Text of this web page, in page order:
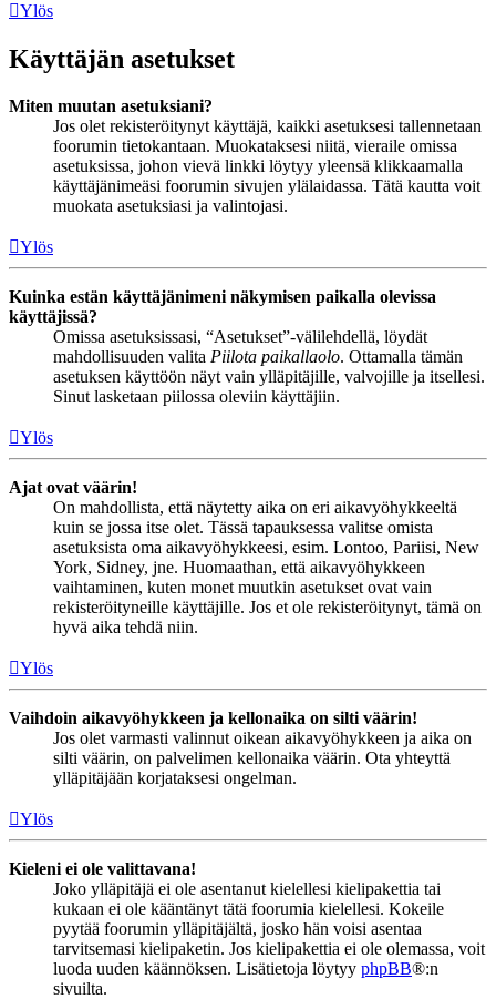
Ylös
Käyttäjän asetukset
Miten muutan asetuksiani?
Jos olet rekisteröitynyt käyttäjä, kaikki asetuksesi tallennetaan
foorumin tietokantaan. Muokataksesi niitä, vieraile omissa
asetuksissa, johon vievä linkki löytyy yleensä klikkaamalla
käyttäjänimeäsi foorumin sivujen ylälaidassa. Tätä kautta voit
muokata asetuksiasi ja valintojasi.
Ylös
Kuinka estän käyttäjänimeni näkymisen paikalla olevissa
käyttäjissä?
Omissa asetuksissasi, “Asetukset”-välilehdellä, löydät
mahdollisuuden valita Piilota paikallaolo. Ottamalla tämän
asetuksen käyttöön näyt vain ylläpitäjille, valvojille ja itsellesi.
Sinut lasketaan piilossa oleviin käyttäjiin.
Ylös
Ajat ovat väärin!
On mahdollista, että näytetty aika on eri aikavyöhykkeeltä
kuin se jossa itse olet. Tässä tapauksessa valitse omista
asetuksista oma aikavyöhykkeesi, esim. Lontoo, Pariisi, New
York, Sidney, jne. Huomaathan, että aikavyöhykkeen
vaihtaminen, kuten monet muutkin asetukset ovat vain
rekisteröityneille käyttäjille. Jos et ole rekisteröitynyt, tämä on
hyvä aika tehdä niin.
Ylös
Vaihdoin aikavyöhykkeen ja kellonaika on silti väärin!
Jos olet varmasti valinnut oikean aikavyöhykkeen ja aika on
silti väärin, on palvelimen kellonaika väärin. Ota yhteyttä
ylläpitäjään korjataksesi ongelman.
Ylös
Kieleni ei ole valittavana!
Joko ylläpitäjä ei ole asentanut kielellesi kielipakettia tai
kukaan ei ole kääntänyt tätä foorumia kielellesi. Kokeile
pyytää foorumin ylläpitäjältä, josko hän voisi asentaa
tarvitsemasi kielipaketin. Jos kielipakettia ei ole olemassa, voit
luoda uuden käännöksen. Lisätietoja löytyy phpBB®:n
sivuilta.